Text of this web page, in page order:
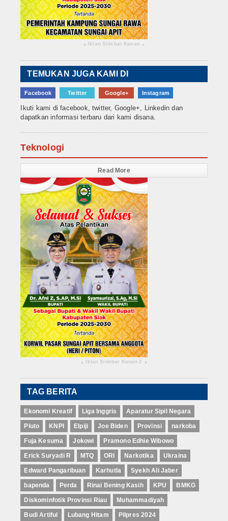
▴ Iklan Sidebar Kanan ▴
TEMUKAN JUGA KAMI DI
Facebook Twitter Google+ Instagram
Ikuti kami di facebook, twitter, Google+, Linkedin dan
dapatkan informasi terbaru dari kami disana.
Teknologi
Read More
▴ Iklan Sidebar Kanan 2 ▴
TAG BERITA
Ekonomi Kreatif Liga Inggris Aparatur Sipil Negara
Pluto KNPI Elpiji Joe Biden Provinsi narkoba
Fuja Kesuma Jokowi Pramono Edhie Wibowo
Erick Suryadi R MTQ ORI Narkotika Ukraina
Edward Pangaribuan Karhutla Syekh Ali Jaber
bapenda Perda Rinai Bening Kasih KPU BMKG
Diskominfotik Provinsi Riau Muhammadiyah
Budi Artiful Lubang Hitam Pilpres 2024